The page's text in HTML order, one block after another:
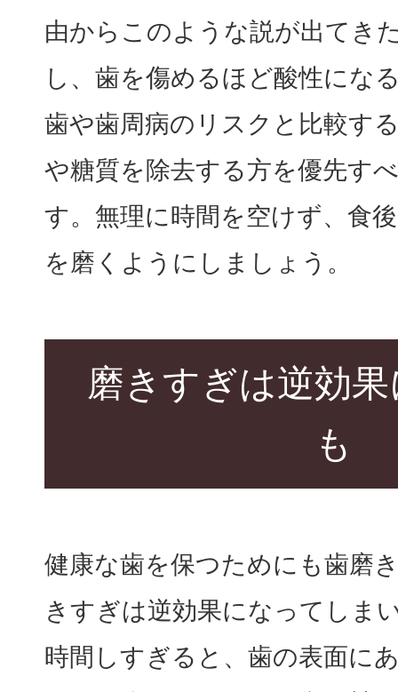
由からこのような説が出てき
し、歯を傷めるほど酸性にな
歯や歯周病のリスクと比較す
や糖質を除去する方を優先す
す。無理に時間を空けず、食
を磨くようにしましょう。
磨きすぎは逆効
も
健康な歯を保つためにも歯磨
きすぎは逆効果になってしま
時間しすぎると、歯の表面に